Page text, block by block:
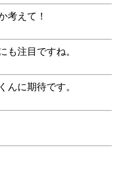
考えて！
も注目ですね。
んに期待です。